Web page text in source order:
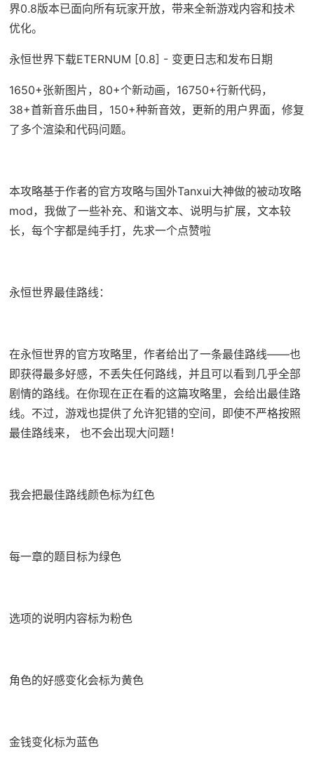
界0.8版本已面向所有玩家开放，带来全新游戏内容和技术
优化。
永恒世界下载ETERNUM [0.8] - 变更日志和发布日期
1650+张新图片，80+个新动画，16750+行新代码，
38+首新音乐曲目，150+种新音效，更新的用户界面，修复
了多个渲染和代码问题。
本攻略基于作者的官方攻略与国外Tanxui大神做的被动攻略
mod，我做了一些补充、和谐文本、说明与扩展，文本较
长，每个字都是纯手打，先求一个点赞啦
永恒世界最佳路线：
在永恒世界的官方攻略里，作者给出了一条最佳路线——也
即获得最多好感，不丢失任何路线，并且可以看到几乎全部
剧情的路线。在你现在正在看的这篇攻略里，会给出最佳路
线。不过，游戏也提供了允许犯错的空间，即使不严格按照
最佳路线来， 也不会出现大问题！
我会把最佳路线颜色标为红色
每一章的题目标为绿色
选项的说明内容标为粉色
角色的好感变化会标为黄色
金钱变化标为蓝色